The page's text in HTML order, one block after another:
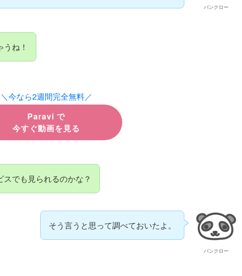
パンクロー
ね！
＼今なら2週間完全無料／
Paravi で
今すぐ動画を見る
でも見られるのかな？
パンクロー
そう言うと思って調べておいたよ。